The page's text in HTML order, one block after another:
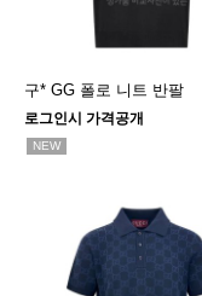
구* GG 폴로 니트 반팔
로그인시 가격공개
NEW